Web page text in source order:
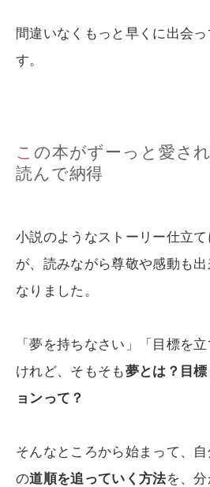
間違いなくもっと早くに出会
す。
この本がずーっと愛され続けているのも
読んで納得
小説のようなストーリー仕立
が、読みながら尊敬や感動も
なりました。
「夢を持ちなさい」「目標を
けれど、そもそも夢とは？目
ョンって？
そんなところから始まって、
の道順を追っていく方法を、